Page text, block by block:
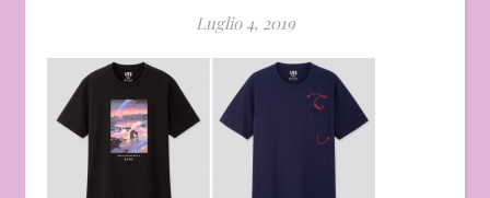
Luglio 4, 2019